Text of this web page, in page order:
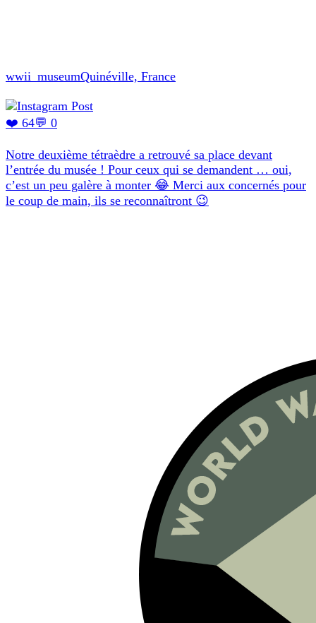
wwii_museumQuinéville, France
❤️ 64💬 0
Notre deuxième tétraèdre a retrouvé sa place devant
l’entrée du musée ! Pour ceux qui se demandent … oui,
c’est un peu galère à monter 😂 Merci aux concernés pour
le coup de main, ils se reconnaîtront 😉